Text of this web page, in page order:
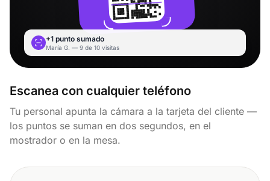
+1 punto sumado
María G. — 9 de 10 visitas
Escanea con cualquier teléfono
Tu personal apunta la cámara a la tarjeta del cliente —
los puntos se suman en dos segundos, en el
mostrador o en la mesa.